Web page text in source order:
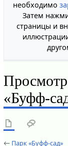
необходимо
Затем
страницы и
«Буфф-
← Парк «Буфф-сад»